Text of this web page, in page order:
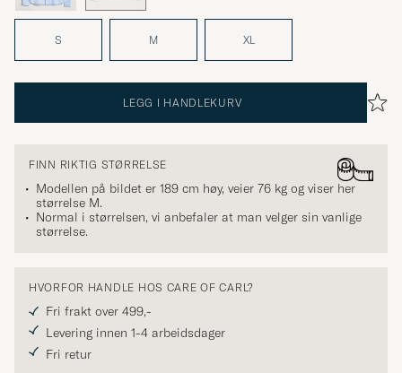
S M XL
LEGG I HANDLEKURV
FINN RIKTIG STØRRELSE
Modellen på bildet er 189 cm høy, veier 76 kg og viser her
størrelse M.
Normal i størrelsen, vi anbefaler at man velger sin vanlige
størrelse.
HVORFOR HANDLE HOS CARE OF CARL?
Fri frakt over 499,-
Levering innen 1-4 arbeidsdager
Fri retur